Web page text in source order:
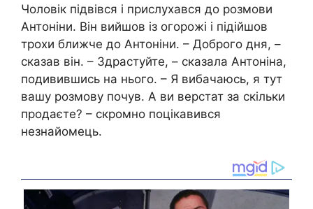
Чоловік підвівся і прислухався до розмови
Антоніни. Він вийшов із огорожі і підійшов
трохи ближче до Антоніни. – Доброго дня, –
сказав він. – Здрастуйте, – сказала Антоніна,
подивившись на нього. – Я вибачаюсь, я тут
вашу розмову почув. А ви верстат за скільки
продаєте? – скромно поцікавився
незнайомець.